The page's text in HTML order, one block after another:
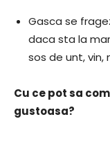
Gasca se
daca sta la
sos de unt, vin,
Cu ce pot sa
gustoasa?